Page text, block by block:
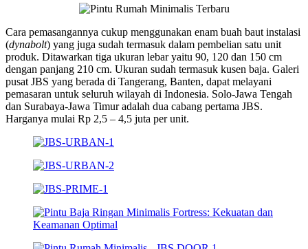
Cara pemasangannya cukup menggunakan enam buah baut instalasi
(dynabolt) yang juga sudah termasuk dalam pembelian satu unit
produk. Ditawarkan tiga ukuran lebar yaitu 90, 120 dan 150 cm
dengan panjang 210 cm. Ukuran sudah termasuk kusen baja. Galeri
pusat JBS yang berada di Tangerang, Banten, dapat melayani
pemasaran untuk seluruh wilayah di Indonesia. Solo-Jawa Tengah
dan Surabaya-Jawa Timur adalah dua cabang pertama JBS.
Harganya mulai Rp 2,5 – 4,5 juta per unit.